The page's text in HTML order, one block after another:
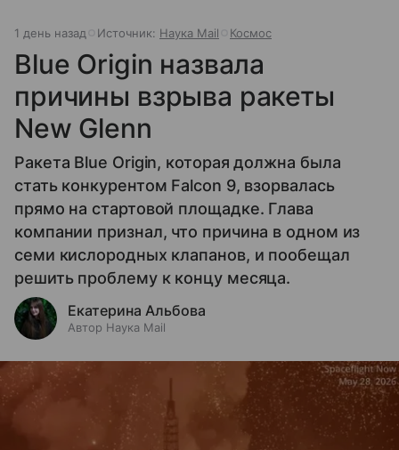
1 день назад Источник: Наука Mail Космос
Blue Origin назвала
причины взрыва ракеты
New Glenn
Ракета Blue Origin, которая должна была
стать конкурентом Falcon 9, взорвалась
прямо на стартовой площадке. Глава
компании признал, что причина в одном из
семи кислородных клапанов, и пообещал
решить проблему к концу месяца.
Екатерина Альбова
Автор Наука Mail